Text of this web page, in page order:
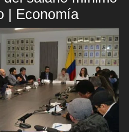
| Economía